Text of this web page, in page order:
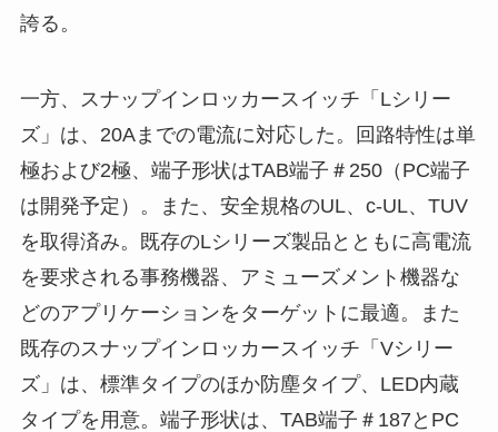
誇る。
一方、スナップインロッカースイッチ「Lシリー
ズ」は、20Aまでの電流に対応した。回路特性は単
極および2極、端子形状はTAB端子＃250（PC端子
は開発予定）。また、安全規格のUL、c-UL、TUV
を取得済み。既存のLシリーズ製品とともに高電流
を要求される事務機器、アミューズメント機器な
どのアプリケーションをターゲットに最適。また
既存のスナップインロッカースイッチ「Vシリー
ズ」は、標準タイプのほか防塵タイプ、LED内蔵
タイプを用意。端子形状は、TAB端子＃187とPC